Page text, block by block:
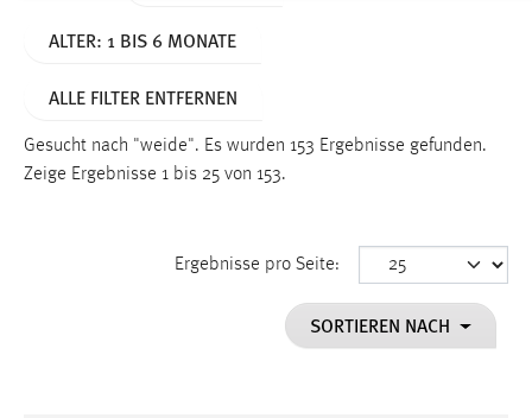
ALTER: 1 BIS 6 MONATE
ALLE FILTER ENTFERNEN
Gesucht nach "weide". Es wurden 153 Ergebnisse gefunden.
Zeige Ergebnisse 1 bis 25 von 153.
Ergebnisse pro Seite:
SORTIEREN NACH
Funktionen und sind für die einwandfreie Funktion der
Name:
Dieser Cookie speichert die ausgewählten Einverständnis-